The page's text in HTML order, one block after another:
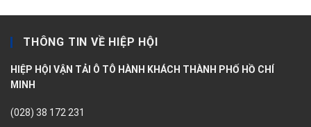
THÔNG TIN VỀ HIỆP HỘI
HIỆP HỘI VẬN TẢI Ô TÔ HÀNH KHÁCH THÀNH PHỐ HỒ CHÍ
MINH
(028) 38 172 231